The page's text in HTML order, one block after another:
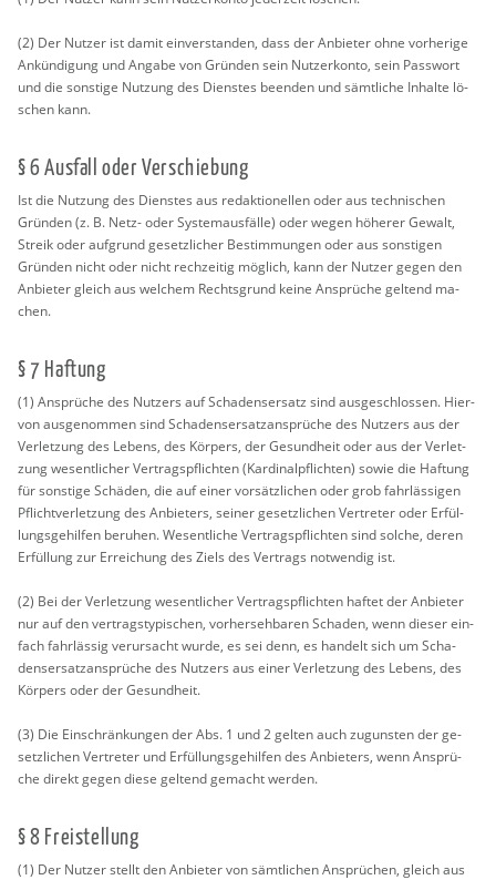
(2) Der Nut­zer ist damit ein­ver­stan­den, dass der An­bie­ter ohne vor­he­ri­ge
An­kün­di­gung und An­ga­be von Grün­den sein Nut­zer­kon­to, sein Pass­wort
und die sons­ti­ge Nut­zung des Diens­tes be­en­den und sämt­li­che In­hal­te lö­
schen kann.
§ 6 Aus­fall oder Ver­schie­bung
Ist die Nut­zung des Diens­tes aus re­dak­tio­nel­len oder aus tech­ni­schen
Grün­den (z. B. Netz- oder Sys­tem­aus­fäl­le) oder wegen hö­he­rer Ge­walt,
Streik oder auf­grund ge­setz­li­cher Be­stim­mun­gen oder aus sons­ti­gen
Grün­den nicht oder nicht rech­zei­tig mög­lich, kann der Nut­zer gegen den
An­bie­ter gleich aus wel­chem Rechts­grund keine An­sprü­che gel­tend ma­
chen.
§ 7 Haf­tung
(1) An­sprü­che des Nut­zers auf Scha­dens­er­satz sind aus­ge­schlos­sen. Hier­
von aus­ge­nom­men sind Scha­dens­er­satz­an­sprü­che des Nut­zers aus der
Ver­let­zung des Le­bens, des Kör­pers, der Ge­sund­heit oder aus der Ver­let­
zung we­sent­li­cher Ver­trags­pflich­ten (Kar­di­nal­pflich­ten) sowie die Haf­tung
für sons­ti­ge Schä­den, die auf einer vor­sätz­li­chen oder grob fahr­läs­si­gen
Pflicht­ver­let­zung des An­bie­ters, sei­ner ge­setz­li­chen Ver­tre­ter oder Er­fül­
lungs­ge­hil­fen be­ru­hen. We­sent­li­che Ver­trags­pflich­ten sind sol­che, deren
Er­fül­lung zur Er­rei­chung des Ziels des Ver­trags not­wen­dig ist.
(2) Bei der Ver­let­zung we­sent­li­cher Ver­trags­pflich­ten haf­tet der An­bie­ter
nur auf den ver­trags­ty­pi­schen, vor­her­seh­ba­ren Scha­den, wenn die­ser ein­
fach fahr­läs­sig ver­ur­sacht wurde, es sei denn, es han­delt sich um Scha­
dens­er­satz­an­sprü­che des Nut­zers aus einer Ver­let­zung des Le­bens, des
Kör­pers oder der Ge­sund­heit.
(3) Die Ein­schrän­kun­gen der Abs. 1 und 2 gel­ten auch zu­guns­ten der ge­
setz­li­chen Ver­tre­ter und Er­fül­lungs­ge­hil­fen des An­bie­ters, wenn An­sprü­
che di­rekt gegen diese gel­tend ge­macht wer­den.
§ 8 Frei­stel­lung
(1) Der Nut­zer stellt den An­bie­ter von sämt­li­chen An­sprü­chen, gleich aus